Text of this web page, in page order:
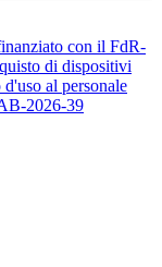
con il FdR-
di dispositivi
al personale
2026-39